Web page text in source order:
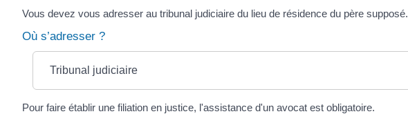
Vous devez vous adresser au tribunal judiciaire du lieu de résidence du père supposé.
Où s’adresser ?
Tribunal judiciaire
Pour faire établir une filiation en justice, l'assistance d'un avocat est obligatoire.